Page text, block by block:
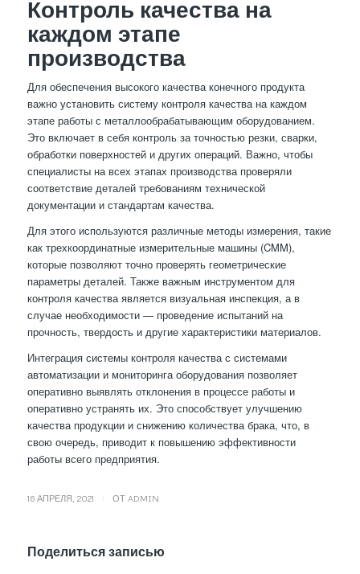
Контроль качества на
каждом этапе
производства
Для обеспечения высокого качества конечного продукта
важно установить систему контроля качества на каждом
этапе работы с металлообрабатывающим оборудованием.
Это включает в себя контроль за точностью резки, сварки,
обработки поверхностей и других операций. Важно, чтобы
специалисты на всех этапах производства проверяли
соответствие деталей требованиям технической
документации и стандартам качества.
Для этого используются различные методы измерения, такие
как трехкоординатные измерительные машины (CMM),
которые позволяют точно проверять геометрические
параметры деталей. Также важным инструментом для
контроля качества является визуальная инспекция, а в
случае необходимости — проведение испытаний на
прочность, твердость и другие характеристики материалов.
Интеграция системы контроля качества с системами
автоматизации и мониторинга оборудования позволяет
оперативно выявлять отклонения в процессе работы и
оперативно устранять их. Это способствует улучшению
качества продукции и снижению количества брака, что, в
свою очередь, приводит к повышению эффективности
работы всего предприятия.
16 АПРЕЛЯ, 2021 ОТ ADMIN
Поделиться записью